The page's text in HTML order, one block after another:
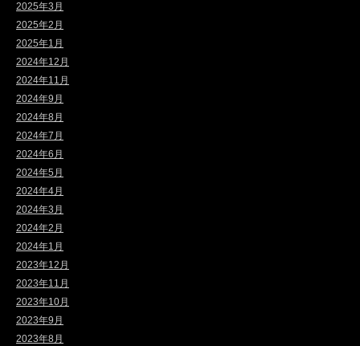
2025年3月
2025年2月
2025年1月
2024年12月
2024年11月
2024年9月
2024年8月
2024年7月
2024年6月
2024年5月
2024年4月
2024年3月
2024年2月
2024年1月
2023年12月
2023年11月
2023年10月
2023年9月
2023年8月